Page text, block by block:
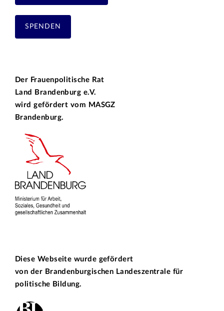
SPENDEN
Der Frauenpolitische Rat
Land Brandenburg e.V.
wird gefördert vom MASGZ
Brandenburg.
Diese Webseite wurde gefördert
von der Brandenburgischen Landeszentrale für
politische Bildung.